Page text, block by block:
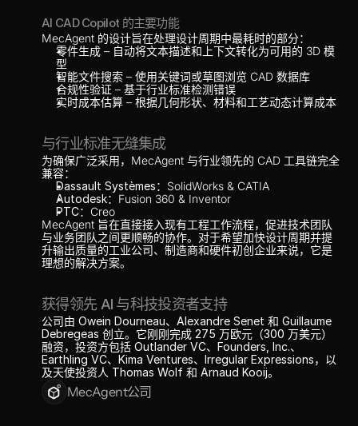
AI CAD Copilot 的主要功能
MecAgent 的设计旨在处理设计周期中最耗时的部分：
零件生成 – 自动将文本描述和上下文转化为可用的 3D 模
型
智能文件搜索 – 使用关键词或草图浏览 CAD 数据库
合规性验证 – 基于行业标准检测错误
实时成本估算 – 根据几何形状、材料和工艺动态计算成本
与行业标准无缝集成
为确保广泛采用，MecAgent 与行业领先的 CAD 工具链完全
兼容：
Dassault Systèmes：SolidWorks & CATIA
Autodesk：Fusion 360 & Inventor
PTC：Creo
MecAgent 旨在直接接入现有工程工作流程，促进技术团队
与业务团队之间更顺畅的协作。对于希望加快设计周期并提
升输出质量的工业公司、制造商和硬件初创企业来说，它是
理想的解决方案。
获得领先 AI 与科技投资者支持
公司由 Owein Dourneau、 Alexandre Senet 和 Guillaume
Debregeas 创立。它刚刚完成 275 万欧元（300 万美元）
融资，投资方包括 Outlander VC、 Founders, Inc.、
Earthling VC、 Kima Ventures、 Irregular Expressions，以
及天使投资人 Thomas Wolf 和 Arnaud Kooij。
MecAgent公司